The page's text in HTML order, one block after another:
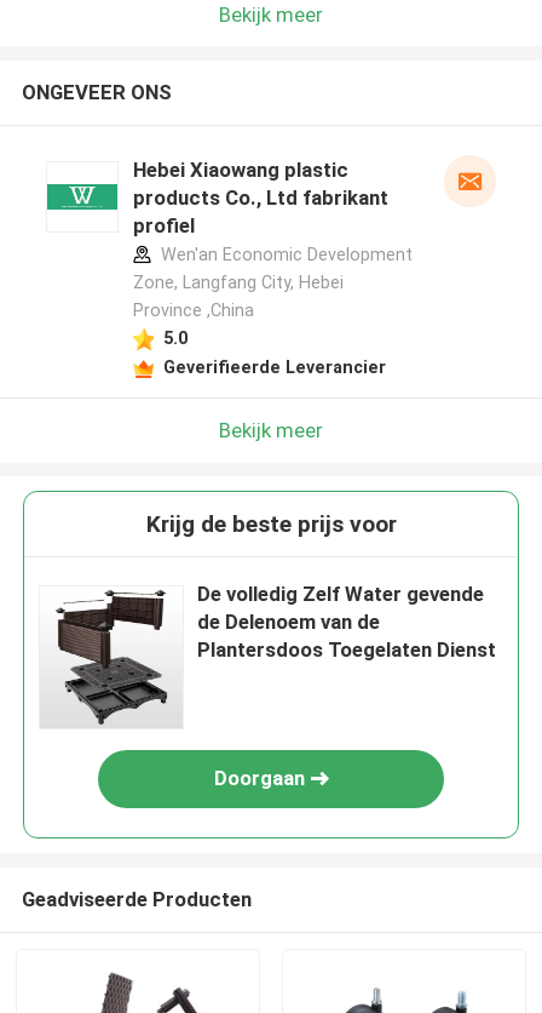
Bekijk meer
ONGEVEER ONS
Hebei Xiaowang plastic
products Co., Ltd fabrikant
profiel
Wen'an Economic Development
Zone, Langfang City, Hebei
Province ,China
5.0
Geverifieerde Leverancier
Bekijk meer
Krijg de beste prijs voor
De volledig Zelf Water gevende
de Delenoem van de
Plantersdoos Toegelaten Dienst
Doorgaan
Geadviseerde Producten